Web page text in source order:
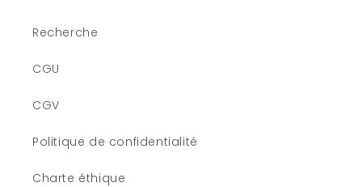
Recherche
CGU
CGV
Politique de confidentialité
Charte éthique